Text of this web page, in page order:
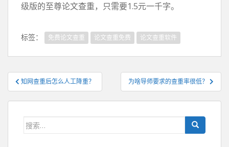
级版的至尊论文查重，只需要1.5元一千字。
标签： 免费论文查重 论文查重免费 论文查重软件
文
章
导
知网查重后怎么人工降重？ 为啥导师要求的查重率很低？
搜